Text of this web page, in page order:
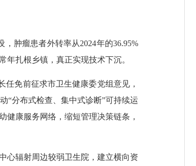
肿瘤患者外转率从2024年的36.95%
年扎根乡镇，真正实现技术下沉。
免前征求市卫生健康委党组意见，
“分布式检查、集中式诊断”可持续运
健康服务网络，缩短管理决策链条，
心辐射周边较弱卫生院，建立横向资